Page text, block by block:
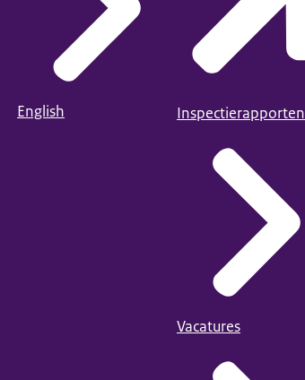
English Inspectierapporten
Vacatures